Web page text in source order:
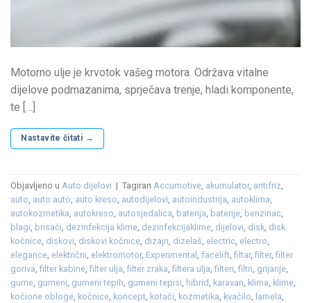
Motorno ulje je krvotok vašeg motora. Održava vitalne
dijelove podmazanima, sprječava trenje, hladi komponente,
te […]
Nastavite čitati →
Objavljeno u Auto dijelovi | Tagiran Accumotive, akumulator, antifriz,
auto, auto auto, auto kreso, autodijelovi, autoindustrija, autoklima,
autokozmetika, autokreso, autosjedalica, baterija, baterije, benzinac,
blagi, brisači, dezinfekcija klime, dezinfekcijaklime, dijelovi, disk, disk
kočnice, diskovi, diskovi kočnice, dizajn, dizelaš, electric, electro,
elegance, električni, elektromotor, Experimental , facelift,filtar,filter,filter
goriva,filter kabine,filter ulja,filter zraka,filtera ulja,filteri,filtri, grijanje,
gume, gumeni, gumeni tepih, gumeni tepisi, hibrid, karavan, klima, klime,
kočione obloge, kočnice, koncept, kotači, kozmetika, kvačilo, lamela,